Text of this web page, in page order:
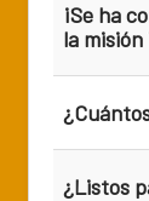
¡Se ha
la
¿Listos